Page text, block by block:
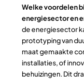
Welke voordelen
energiesector en
de energiesector
prototyping van
maat gemaakte
installaties, of
behuizingen. Dit